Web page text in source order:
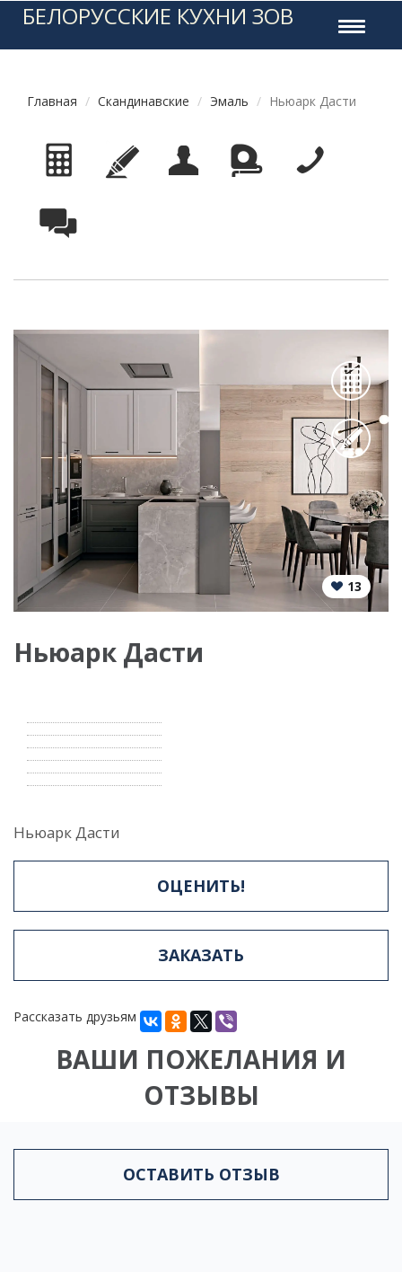
Toggle
БЕЛОРУССКИЕ КУХНИ ЗОВ
Главная Скандинавские Эмаль Ньюарк Дасти
13
Ньюарк Дасти
Ньюарк Дасти
ОЦЕНИТЬ!
ЗАКАЗАТЬ
Рассказать друзьям
ВАШИ ПОЖЕЛАНИЯ И
ОТЗЫВЫ
ОСТАВИТЬ ОТЗЫВ